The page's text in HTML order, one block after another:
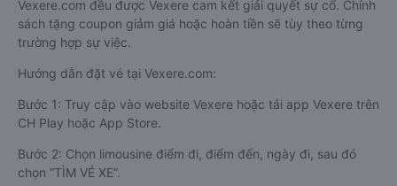
Vexere.com đều được Vexere cam kết giải quyết sự cố. Chính
sách tặng coupon giảm giá hoặc hoàn tiền sẽ tùy theo từng
trường hợp sự việc.
Hướng dẫn đặt vé tại Vexere.com:
Bước 1: Truy cập vào website Vexere hoặc tải app Vexere trên
CH Play hoặc App Store.
Bước 2: Chọn limousine điểm đi, điểm đến, ngày đi, sau đó
chọn “TÌM VÉ XE”.